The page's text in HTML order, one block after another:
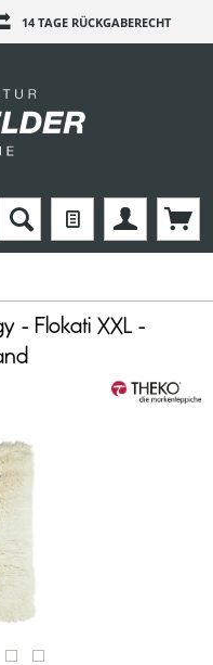
14 TAGE RÜCKGABERECHT
- Flokati XXL -